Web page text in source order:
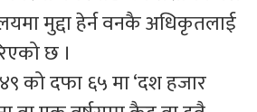
मुद्दा हेर्न वनकै अधिकृतलाई
छ ।
को दफा ६५ मा ‘दश हजार